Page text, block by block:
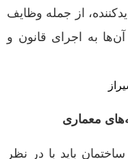
از جمله وظایف
به اجرای قانون و
معماری
باید با در نظر